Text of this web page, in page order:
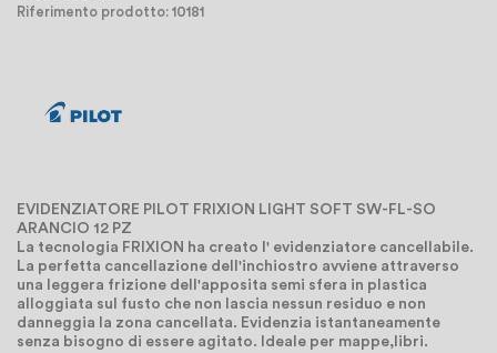
Riferimento prodotto: 10181
EVIDENZIATORE PILOT FRIXION LIGHT SOFT SW-FL-SO
ARANCIO 12 PZ
La tecnologia FRIXION ha creato l' evidenziatore cancellabile.
La perfetta cancellazione dell'inchiostro avviene attraverso
una leggera frizione dell'apposita semi sfera in plastica
alloggiata sul fusto che non lascia nessun residuo e non
danneggia la zona cancellata. Evidenzia istantaneamente
senza bisogno di essere agitato. Ideale per mappe,libri.